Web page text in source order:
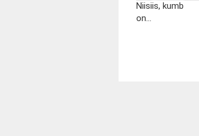
Niisiis, kumb
on...